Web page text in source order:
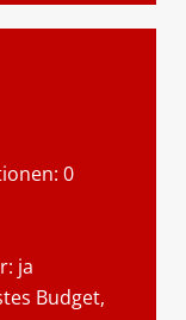
0
ja
Budget,